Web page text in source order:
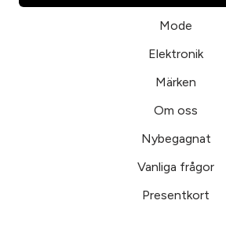
Mode
Elektronik
Märken
Om oss
Nybegagnat
Vanliga frågor
Presentkort